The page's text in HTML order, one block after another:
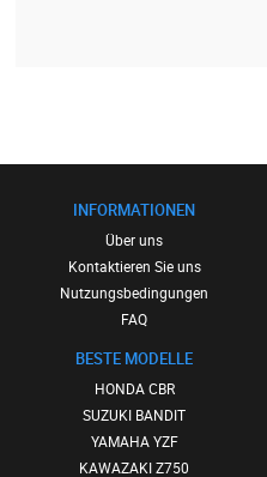
INFORMATIONEN
Über uns
Kontaktieren Sie uns
Nutzungsbedingungen
FAQ
BESTE MODELLE
HONDA CBR
SUZUKI BANDIT
YAMAHA YZF
KAWAZAKI Z750